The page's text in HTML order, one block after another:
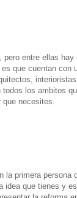
entre ellas hay
que cuentan con
los ambitos
necesites.
la primera persona
idea que tienes y